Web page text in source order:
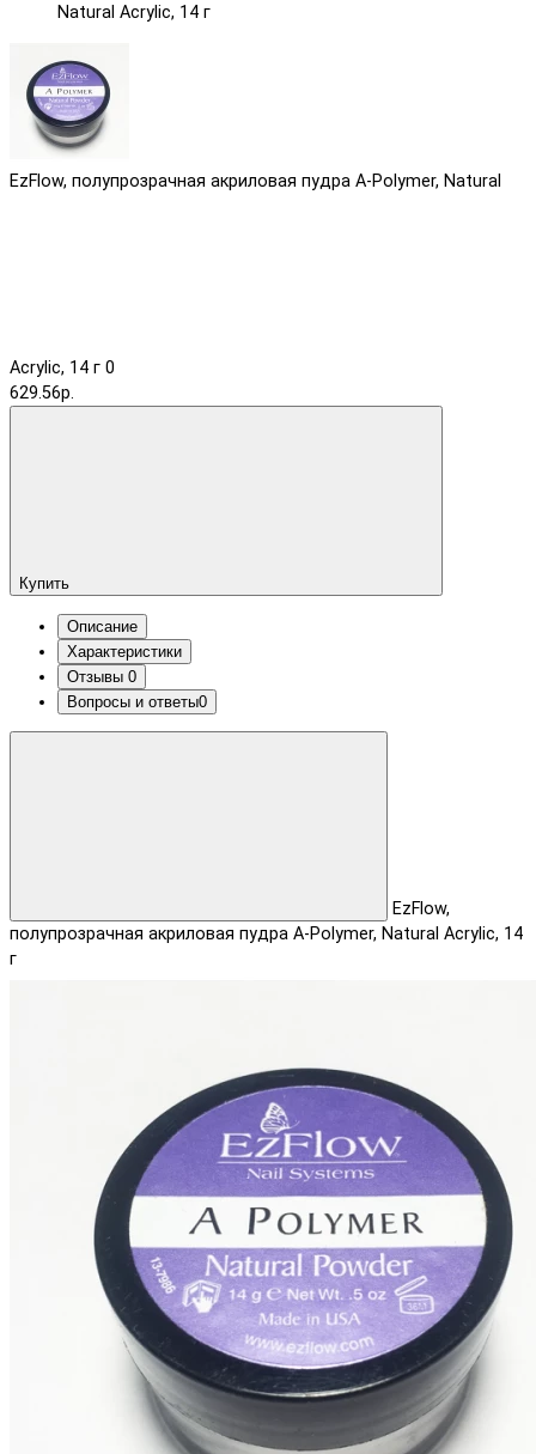
Natural Acrylic, 14 г
EzFlow, полупрозрачная акриловая пудра A-Polymer, Natural
Acrylic, 14 г 0
629.56р.
Купить
Описание
Характеристики
Отзывы 0
Вопросы и ответы0
EzFlow,
полупрозрачная акриловая пудра A-Polymer, Natural Acrylic, 14
г